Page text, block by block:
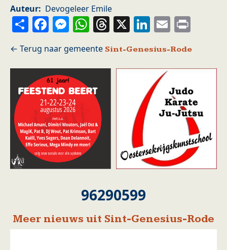
Auteur
Devogeleer Emile
ShareFacebook
Messenger
WhatsApp
Threads
X LinkedIn
Email
Sint-Genesius-Rode
96290599
Meer nieuws uit Sint-Genesius-Rode